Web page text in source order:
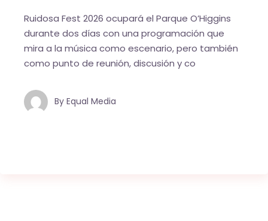
Ruidosa Fest 2026 ocupará el Parque O’Higgins
durante dos días con una programación que
mira a la música como escenario, pero también
como punto de reunión, discusión y co
By Equal Media